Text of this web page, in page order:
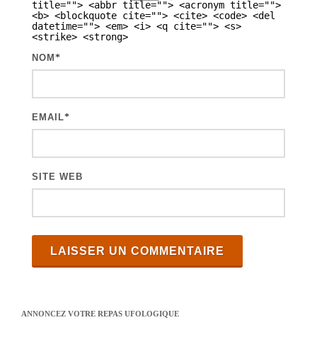
title=""> <abbr title=""> <acronym title="">
<b> <blockquote cite=""> <cite> <code> <del
datetime=""> <em> <i> <q cite=""> <s>
<strike> <strong>
NOM *
EMAIL*
SITE WEB
ANNONCEZ VOTRE REPAS UFOLOGIQUE